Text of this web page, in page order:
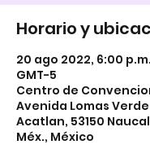
Horario y
20 ago 2022, 6:00
GMT-5
Centro de
Avenida Lomas
Acatlan, 53150
Méx., México